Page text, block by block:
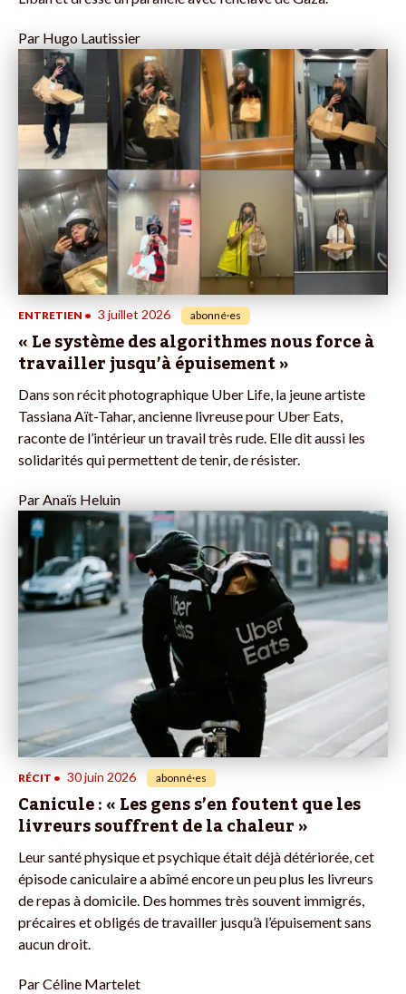
Par Hugo Lautissier
ENTRETIEN • 3 juillet 2026 abonné·es
« Le système des algorithmes nous force à
travailler jusqu’à épuisement »
Dans son récit photographique Uber Life, la jeune artiste
Tassiana Aït-Tahar, ancienne livreuse pour Uber Eats,
raconte de l’intérieur un travail très rude. Elle dit aussi les
solidarités qui permettent de tenir, de résister.
ParAnaïs Heluin
RÉCIT • 30 juin 2026 abonné·es
Canicule : « Les gens s’en foutent que les
livreurs souffrent de la chaleur »
Leur santé physique et psychique était déjà détériorée, cet
épisode caniculaire a abîmé encore un peu plus les livreurs
de repas à domicile. Des hommes très souvent immigrés,
précaires et obligés de travailler jusqu’à l’épuisement sans
aucun droit.
ParCéline Martelet